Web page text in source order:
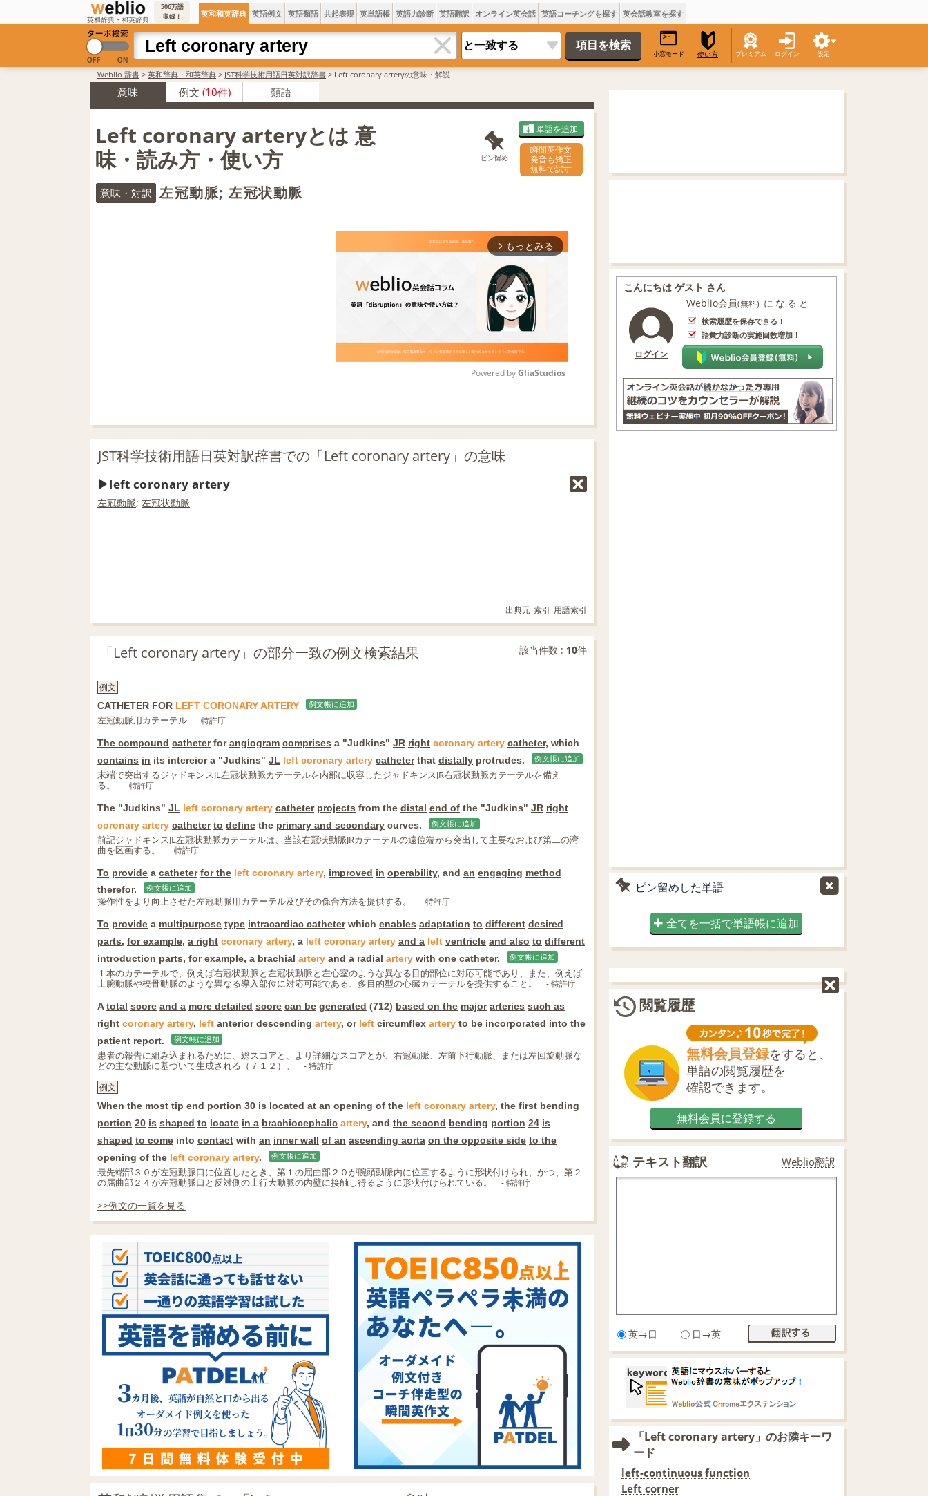
英和辞典・和英辞典
506万語
収録！
英和和英辞典 英語例文 英語類語 共起表現 英単語帳 英語力診断 英語翻訳 オンライン英会話 英語コーチングを探す 英会話教室を探す
小窓モード 使い方 プレミアム ログイン 設定
Weblio 辞書 > 英和辞典・和英辞典 > JST科学技術用語日英対訳辞書 > Left coronary arteryの意味・解説
意味 例文 (10件) 類語
Left coronary arteryとは 意
味・読み方・使い方
ピン留め
単語を追加
瞬間英作文
発音も矯正
無料で試す
意味・対訳 左冠動脈; 左冠状動脈
arrow_forward_ios もっとみる
Powered by GliaStudios
JST科学技術用語日英対訳辞書での「Left coronary artery」の意味
left coronary artery
左冠動脈; 左冠状動脈
出典元 索引 用語索引
「Left coronary artery」の部分一致の例文検索結果 該当件数 : 10件
例文
CATHETER FOR LEFT CORONARYARTERY 例文帳に追加
左冠動脈用カテーテル - 特許庁
The compound catheterforangiogram comprises a "Judkins" JR right coronary artery catheter, which
contains in its intereior a "Judkins" JL left coronary artery catheterthat distally protrudes. 例文帳に追加
末端で突出するジャドキンスJL左冠状動脈カテーテルを内部に収容したジャドキンスJR右冠状動脈カテーテルを備え
る。
- 特許庁
The "Judkins" JL left coronary artery catheter projects from the distal end of the "Judkins" JR right
coronary artery catheter to define the primary and secondary curves. 例文帳に追加
前記ジャドキンスJL左冠状動脈カテーテルは、当該右冠状動脈JRカテーテルの遠位端から突出して主要なおよび第二の湾
曲を区画する。
- 特許庁
To provide a catheter for the left coronary artery, improved in operability, and an engaging method
therefor.
例文帳に追加
操作性をより向上させた左冠動脈用カテーテル及びその係合方法を提供する。 - 特許庁
To provide a multipurpose type intracardiac catheterwhich enables adaptation to different desired
parts, for example, a right coronary artery, a left coronary artery and a left ventricle and also to different
introduction parts, for example, a brachial artery and a radial artery with one catheter. 例文帳に追加
１本のカテーテルで、例えば右冠状動脈と左冠状動脈と左心室のような異なる目的部位に対応可能であり、また、例えば
上腕動脈や橈骨動脈のような異なる導入部位に対応可能である、多目的型の心臓カテーテルを提供すること。
- 特許庁
Atotal score and a more detailed score can be generated (712) based on the major arteries such as
right coronary artery, left anterior descending artery, or left circumflex artery to be incorporated into the
patient report. 例文帳に追加
患者の報告に組み込まれるために、総スコアと、より詳細なスコアとが、右冠動脈、左前下行動脈、または左回旋動脈な
どの主な動脈に基づいて生成される（７１２）。
- 特許庁
例文
When the most tip end portion 30 is located at an opening of the left coronary artery, the first bending
portion 20 is shaped to locate in a brachiocephalic artery, and the second bending portion 24 is
shaped to come into contact with an inner wall of an ascending aorta on the opposite side to the
opening of the left coronary artery. 例文帳に追加
最先端部３０が左冠動脈口に位置したとき、第１の屈曲部２０が腕頭動脈内に位置するように形状付けられ、かつ、第２
の屈曲部２４が左冠動脈口と反対側の上行大動脈の内壁に接触し得るように形状付けられている。
- 特許庁
>>例文の一覧を見る
こんにちは ゲスト さん
ログイン
Weblio会員(無料) になると
検索履歴を保存できる！
語彙力診断の実施回数増加！
ピン留めした単語
全てを一括で単語帳に追加
閲覧履歴
無料会員登録をすると、
単語の閲覧履歴を
確認できます。
無料会員に登録する
テキスト翻訳 Weblio翻訳
英→日 日→英
「Left coronary artery」のお隣キーワ
ード
left-continuous function
Left corner